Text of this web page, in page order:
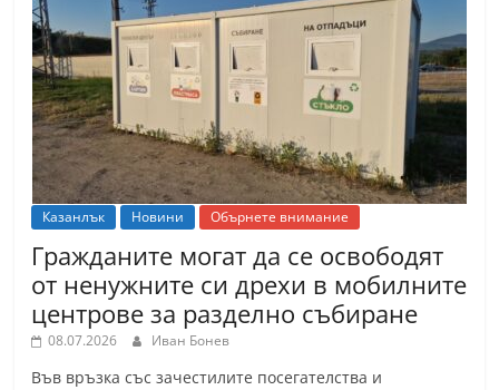
Казанлък Новини Обърнете внимание
Гражданите могат да се освободят
от ненужните си дрехи в мобилните
центрове за разделно събиране
08.07.2026 Иван Бонев
Във връзка със зачестилите посегателства и